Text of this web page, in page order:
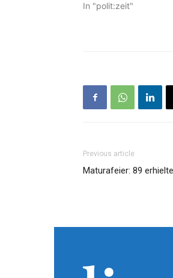
In "polit:zeit"
Previous article
Maturafeier: 89